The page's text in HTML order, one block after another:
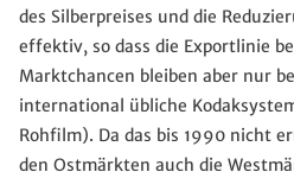
des Silberpreises und die
effektiv, so dass die Exportlinie
Marktchancen bleiben aber nur
international übliche
Rohfilm). Da das bis 1990 nicht
den Ostmärkten auch die